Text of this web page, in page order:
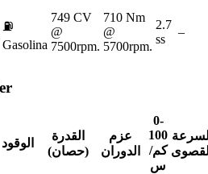
⛽
Gasolina
749 CV
@
7500rpm.
710 Nm
@
5700rpm.
2.7
ss
–
الوقود
القدرة
(حصان)
عزم
الدوران
0-
100
كم/
س